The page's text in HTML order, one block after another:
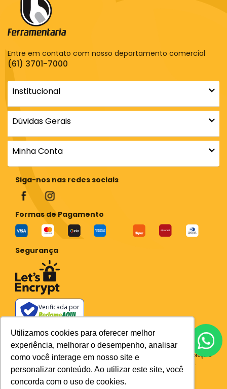
Utilizamos cookies para oferecer melhor
experiência, melhorar o desempenho, analisar
como você interage em nosso site e
personalizar conteúdo. Ao utilizar este site, você
concorda com o uso de cookies.
Entre em contato com nosso departamento comercial
(61) 3701-7000
Institucional
Dúvidas Gerais
Minha Conta
Siga-nos nas redes sociais
Formas de Pagamento
Segurança
Verificada por
Todos os preços e condições deste site são válidos apenas para compras
no site e não se aplicam a Loja Física. Destacamos que os preços
previstos no site prevalecem aos demais anunciados em outros meios
de comunicação e sites de buscas. Em caso de divergência do preço e
condições no site, o valor válido é sempre o do carrinho de compras.
Plataforma